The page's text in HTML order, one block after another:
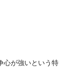
心が強いという特